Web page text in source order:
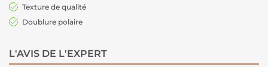
Texture de qualité
Doublure polaire
L'AVIS DE L'EXPERT